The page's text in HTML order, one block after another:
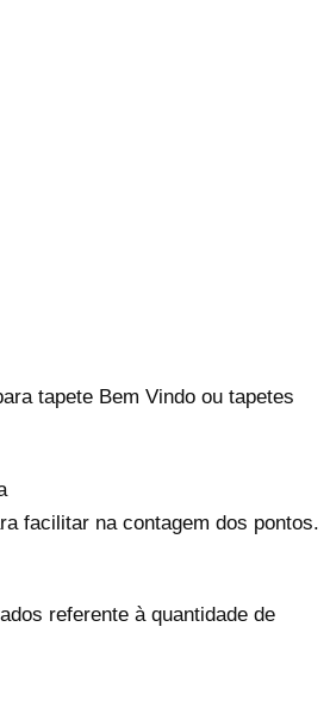
tapete Bem Vindo ou tapetes
facilitar na contagem dos pontos.
referente à quantidade de